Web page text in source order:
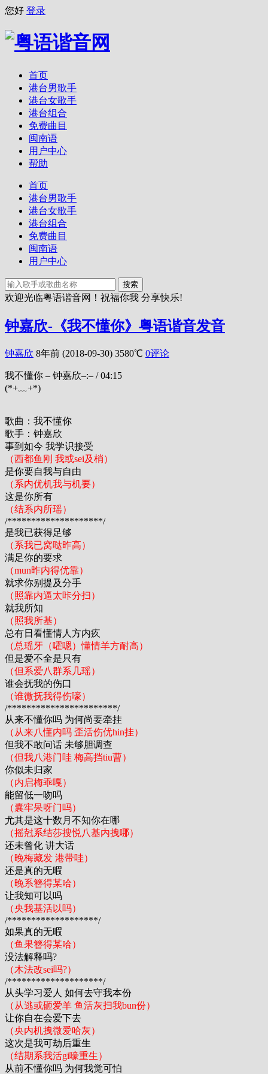
您好 登录
首页
港台男歌手
港台女歌手
港台组合
免费曲目
闽南语
用户中心
帮助
首页
港台男歌手
港台女歌手
港台组合
免费曲目
闽南语
用户中心
搜索
欢迎光临粤语谐音网！祝福你我 分享快乐!
钟嘉欣-《我不懂你》粤语谐音发音
钟嘉欣 8年前 (2018-09-30) 3580℃ 0评论
我不懂你 – 钟嘉欣–:– /04:15
(*+﹏+*)
歌曲：我不懂你
歌手：钟嘉欣
事到如今 我学识接受
（西都鱼刚 我或sei及梢）
是你要自我与自由
（系内优机我与机要）
这是你所有
（结系内所瑶）
/********************/
是我已获得足够
（系我已窝哒昨高）
满足你的要求
（mun昨内得优靠）
就求你别提及分手
（照靠内逼太咔分扫）
就我所知
（照我所基）
总有日看懂情人方内疚
（总瑶牙（嚯嗯）懂情羊方耐高）
但是爱不全是只有
（但系爱八群系几瑶）
谁会抚我的伤口
（谁微抚我得伤嚎）
/***********************/
从来不懂你吗 为何尚要牵挂
（从来八懂内吗 歪活伤优hin挂）
但我不敢问话 未够胆调查
（但我八港门哇 梅高挡tiu曹）
你似未归家
（内启梅乖嘎）
能留低一吻吗
（囊牢呆呀门吗）
尤其是这十数月不知你在哪
（摇尅系结莎搜悦八基内拽哪）
还未曾化 讲大话
（晚梅藏发 港带哇）
还是真的无暇
（晚系簪得某哈）
让我知可以吗
（央我基活以吗）
/*******************/
如果真的无暇
（鱼果簪得某哈）
没法解释吗?
（木法改sei吗?）
/********************/
从头学习爱人 如何去守我本份
（从逃或砸爱羊 鱼活灰扫我bun份）
让你自在会爱下去
（央内机拽微爱哈灰）
这次是我可劫后重生
（结期系我活gi嚎重生）
从前不懂你吗 为何我觉可怕